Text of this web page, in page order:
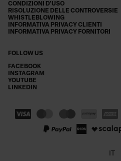
CONDIZIONI D'USO
RISOLUZIONE DELLE CONTROVERSIE
WHISTLEBLOWING
INFORMATIVA PRIVACY CLIENTI
INFORMATIVA PRIVACY FORNITORI
FOLLOW US
FACEBOOK
INSTAGRAM
YOUTUBE
LINKEDIN
IT